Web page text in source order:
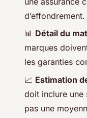
d’effondrement.
📊 Détail du
marques
les garanties
📈 Estimation
doit inclure une
pas une